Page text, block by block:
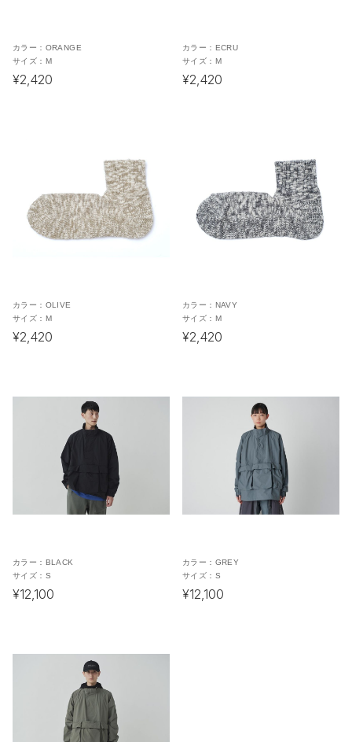
カラー： ORANGE
サイズ： M
¥2,420
カラー： ECRU
サイズ： M
¥2,420
カラー： OLIVE
サイズ： M
¥2,420
カラー： NAVY
サイズ： M
¥2,420
カラー： BLACK
サイズ： S
¥12,100
カラー： GREY
サイズ： S
¥12,100